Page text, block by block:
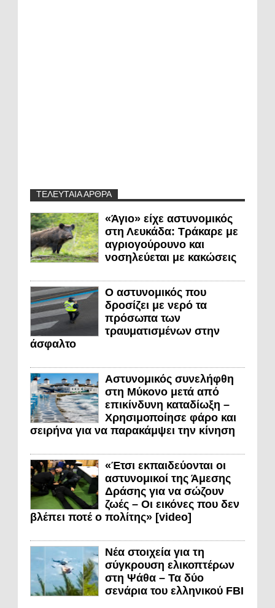
ΤΕΛΕΥΤΑΙΑ ΑΡΘΡΑ
«Άγιο» είχε αστυνομικός
στη Λευκάδα: Τράκαρε με
αγριογούρουνο και
νοσηλεύεται με κακώσεις
Ο αστυνομικός που
δροσίζει με νερό τα
πρόσωπα των
τραυματισμένων στην
άσφαλτο
Αστυνομικός συνελήφθη
στη Μύκονο μετά από
επικίνδυνη καταδίωξη –
Χρησιμοποίησε φάρο και
σειρήνα για να παρακάμψει την κίνηση
«Έτσι εκπαιδεύονται οι
αστυνομικοί της Άμεσης
Δράσης για να σώζουν
ζωές – Οι εικόνες που δεν
βλέπει ποτέ ο πολίτης» [video]
Νέα στοιχεία για τη
σύγκρουση ελικοπτέρων
στη Ψάθα – Τα δύο
σενάρια του ελληνικού FBI